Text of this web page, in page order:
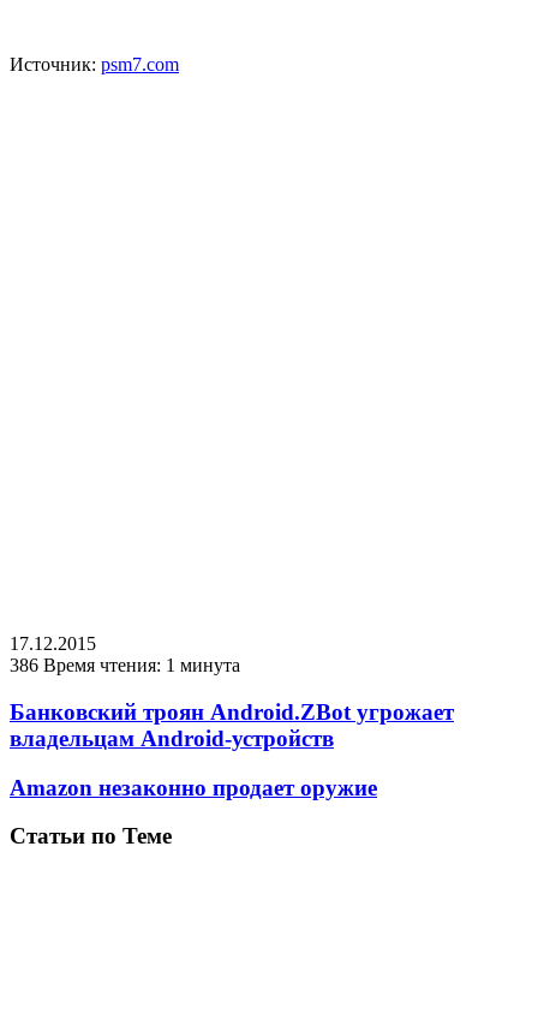
Источник: psm7.com
17.12.2015
386 Время чтения: 1 минута
Банковский троян Android.ZBot угрожает
владельцам Android-устройств
Amazon незаконно продает оружие
Статьи по Теме